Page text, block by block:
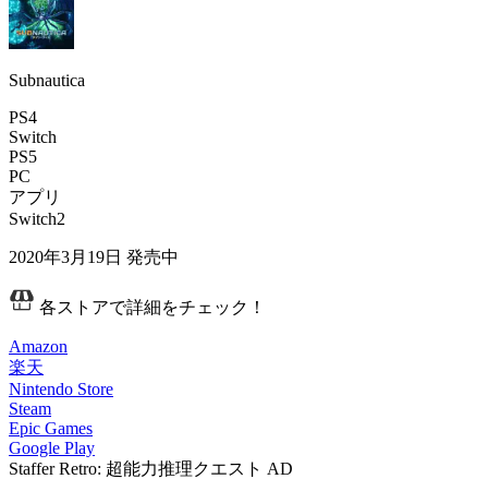
Subnautica
PS4
Switch
PS5
PC
アプリ
Switch2
2020年3月19日 発売中
各ストアで詳細をチェック！
Amazon
楽天
Nintendo Store
Steam
Epic Games
Google Play
Staffer Retro: 超能力推理クエスト AD